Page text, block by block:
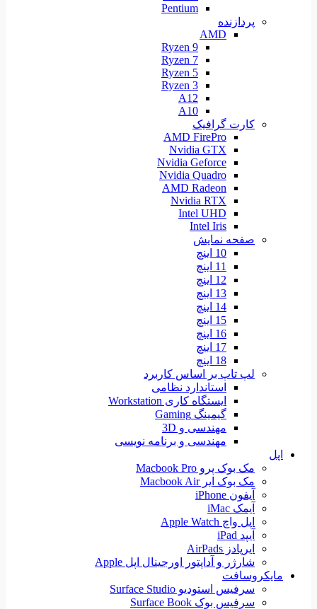
Pentium
پردازنده
AMD
Ryzen 9
Ryzen 7
Ryzen 5
Ryzen 3
A12
A10
کارت گرافیک
AMD FirePro
Nvidia GTX
Nvidia Geforce
Nvidia Quadro
AMD Radeon
Nvidia RTX
Intel UHD
Intel Iris
صفحه نمایش
10 اینچ
11 اینچ
12 اینچ
13 اینچ
14 اینچ
15 اینچ
16 اینچ
17 اینچ
18 اینچ
لپ تاپ بر اساس کاربرد
استاندارد نظامی
ایستگاه کاری Workstation
گیمینگ Gaming
مهندسی و 3D
مهندسی و برنامه نویسی
اپل
مک بوک پرو Macbook Pro
مک بوک ایر Macbook Air
آیفون iPhone
آیمک iMac
اپل واچ Apple Watch
آیپد iPad
ایرپادز AirPads
شارژر و آداپتور اورجینال اپل Apple
مایکروسافت
سرفیس استودیو Surface Studio
سرفیس بوک Surface Book